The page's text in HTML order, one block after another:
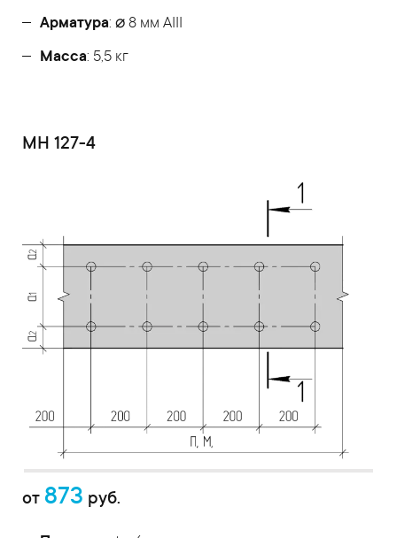
Арматура: ⌀ 8 мм АIII
Масса: 5,5 кг
МН 127-4
от 873 руб.